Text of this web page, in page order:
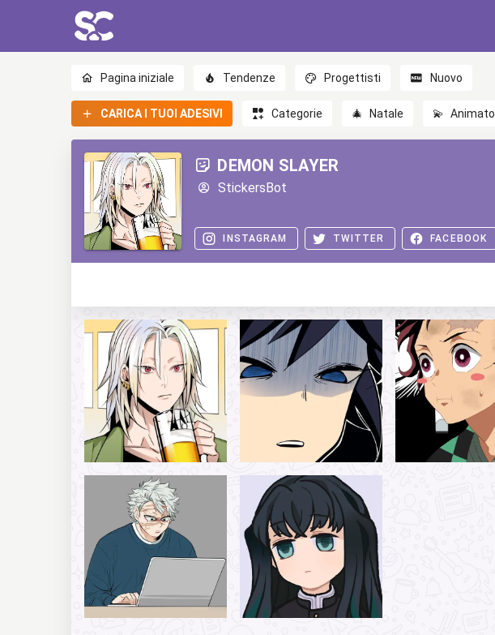
Pagina iniziale Tendenze Progettisti Nuovo
CARICA I TUOI ADESIVI Categorie 🎄 Natale 💫 Animato
DEMON SLAYER
StickersBot
INSTAGRAM TWITTER FACEBOOK